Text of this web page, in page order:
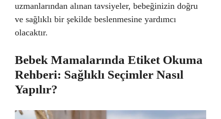
uzmanlarından alınan tavsiyeler, bebeğinizin doğru
ve sağlıklı bir şekilde beslenmesine yardımcı
olacaktır.
Bebek Mamalarında Etiket Okuma
Rehberi: Sağlıklı Seçimler Nasıl
Yapılır?